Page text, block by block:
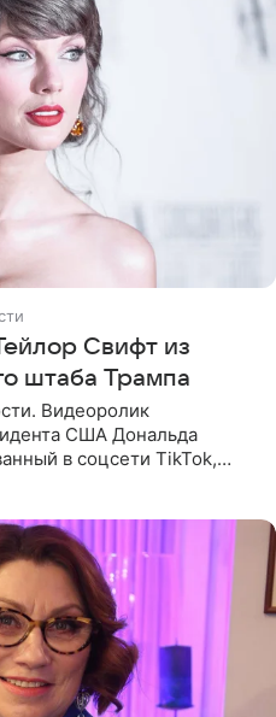
Свифт из
штаба Трампа
Видеоролик
США Дональда
в соцсети TikTok,